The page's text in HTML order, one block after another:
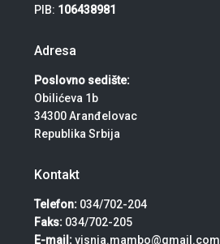
PIB: 106438981
Adresa
Poslovno sedište:
Obilićeva 1b
34300 Aranđelovac
Republika Srbija
Kontakt
Telefon: 034/702-204
Faks: 034/702-205
E-mail:visnja.mambo@gmail.com